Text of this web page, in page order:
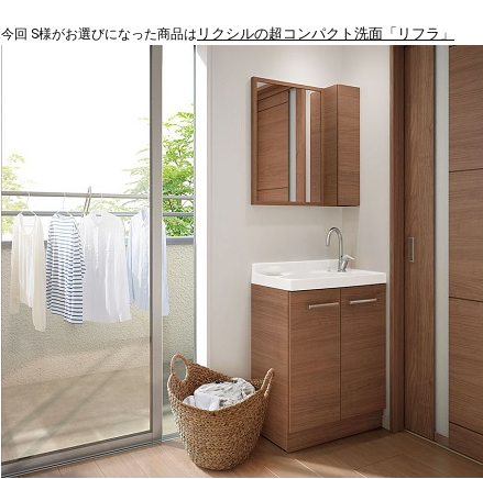
今回 S様がお選びになった商品は リクシルの超コンパクト洗面「リフラ」